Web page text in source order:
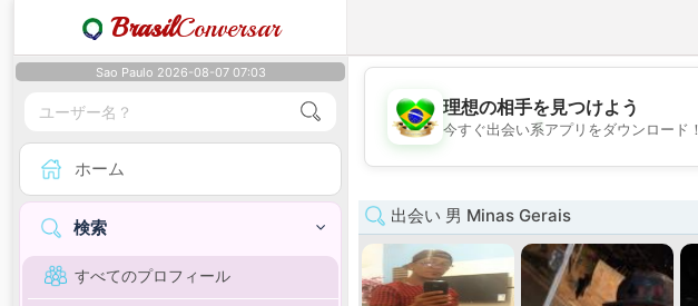
BrasilConversar
Sao Paulo 2026-08-07 07:03
ホーム
検索
すべてのプロフィール
💖
理想の相手を見つけよう
今すぐ出会い系アプリをダウンロード！
出会い 男 Minas Gerais